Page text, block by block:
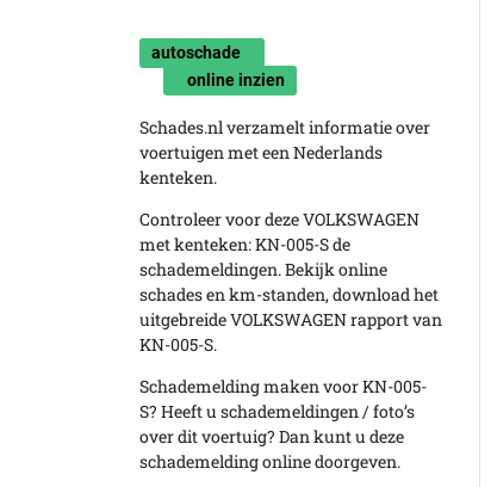
autoschade
online inzien
Schades.nl verzamelt informatie over
voertuigen met een Nederlands
kenteken.
Controleer voor deze VOLKSWAGEN
met kenteken: KN-005-S de
schademeldingen. Bekijk online
schades en km-standen, download het
uitgebreide VOLKSWAGEN rapport van
KN-005-S.
Schademelding maken voor KN-005-
S? Heeft u schademeldingen / foto’s
over dit voertuig? Dan kunt u deze
schademelding online doorgeven.